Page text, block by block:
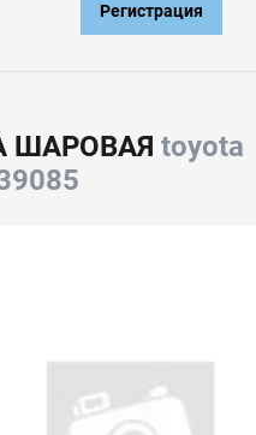
Регистрация
ШАРОВАЯ toyota